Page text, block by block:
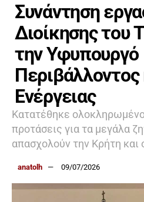
Συνάντηση
Διοίκησης του
την Υφυπουργό
Περιβάλλοντος
Ενέργειας
Κατατέθηκε
προτάσεις για τα μεγάλα
απασχολούν την Κρήτη
anatolh 09/07/2026